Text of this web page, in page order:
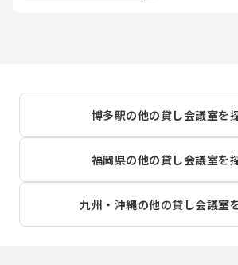
博多駅の他の貸し会議室を
福岡県の他の貸し会議室を
九州・沖縄の他の貸し会議室